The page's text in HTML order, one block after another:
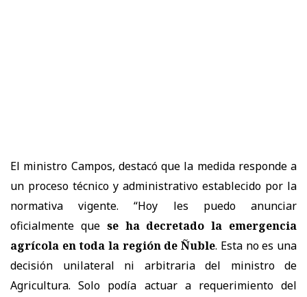
El ministro Campos, destacó que la medida responde a
un proceso técnico y administrativo establecido por la
normativa vigente. “Hoy les puedo anunciar
oficialmente que se ha decretado la emergencia
agrícola en toda la región de Ñuble. Esta no es una
decisión unilateral ni arbitraria del ministro de
Agricultura. Solo podía actuar a requerimiento del